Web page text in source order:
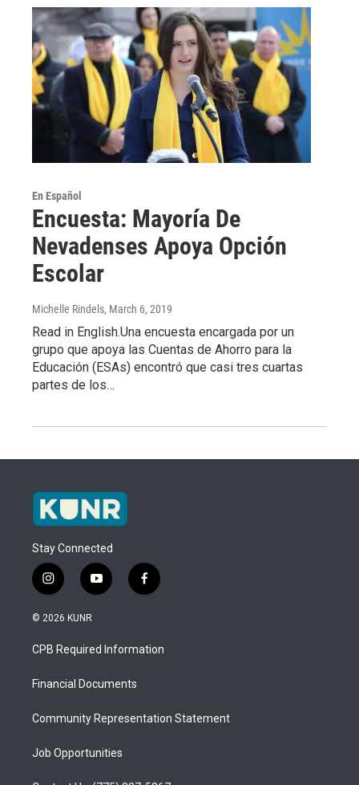
En Español
Encuesta: Mayoría De
Nevadenses Apoya Opción
Escolar
Michelle Rindels, March 6, 2019
Read in English.Una encuesta encargada por un
grupo que apoya las Cuentas de Ahorro para la
Educación (ESAs) encontró que casi tres cuartas
partes de los…
Stay Connected
i
n
s
a
g
a
y
o
u
b
f
a
b
o
© 2026 KUNR
CPB Required Information
Financial Documents
Community Representation Statement
Job Opportunities